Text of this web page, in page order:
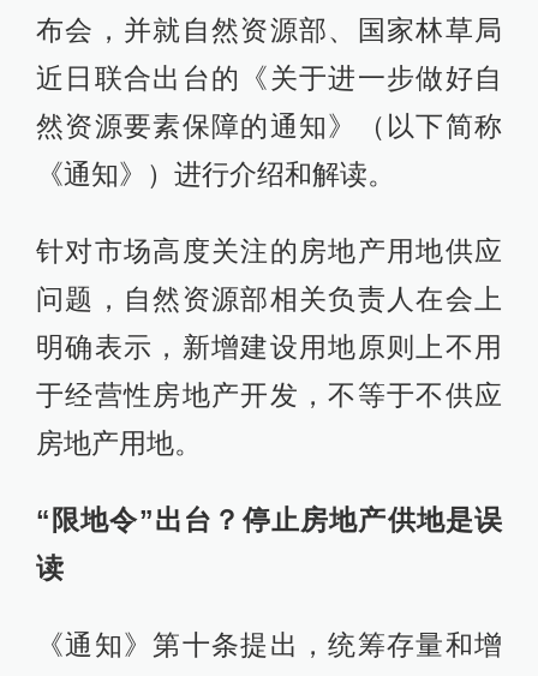
布会，并就自然资源部、国家林草局
近日联合出台的《关于进一步做好自
然资源要素保障的通知》（以下简称
《通知》）进行介绍和解读。
针对市场高度关注的房地产用地供应
问题，自然资源部相关负责人在会上
明确表示，新增建设用地原则上不用
于经营性房地产开发，不等于不供应
房地产用地。
“限地令”出台？停止房地产供地是误
读
《通知》第十条提出，统筹存量和增